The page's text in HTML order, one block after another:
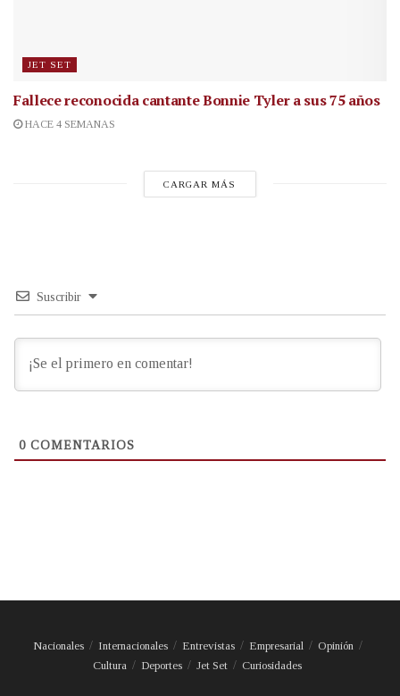
JET SET
Fallece reconocida cantanteBonnie Tyler a sus 75 años
HACE 4 SEMANAS
CARGAR MÁS
Suscribir
0 COMENTARIOS
Nacionales Internacionales Entrevistas Empresarial
Opinión
Cultura
Deportes Jet Set Curiosidades